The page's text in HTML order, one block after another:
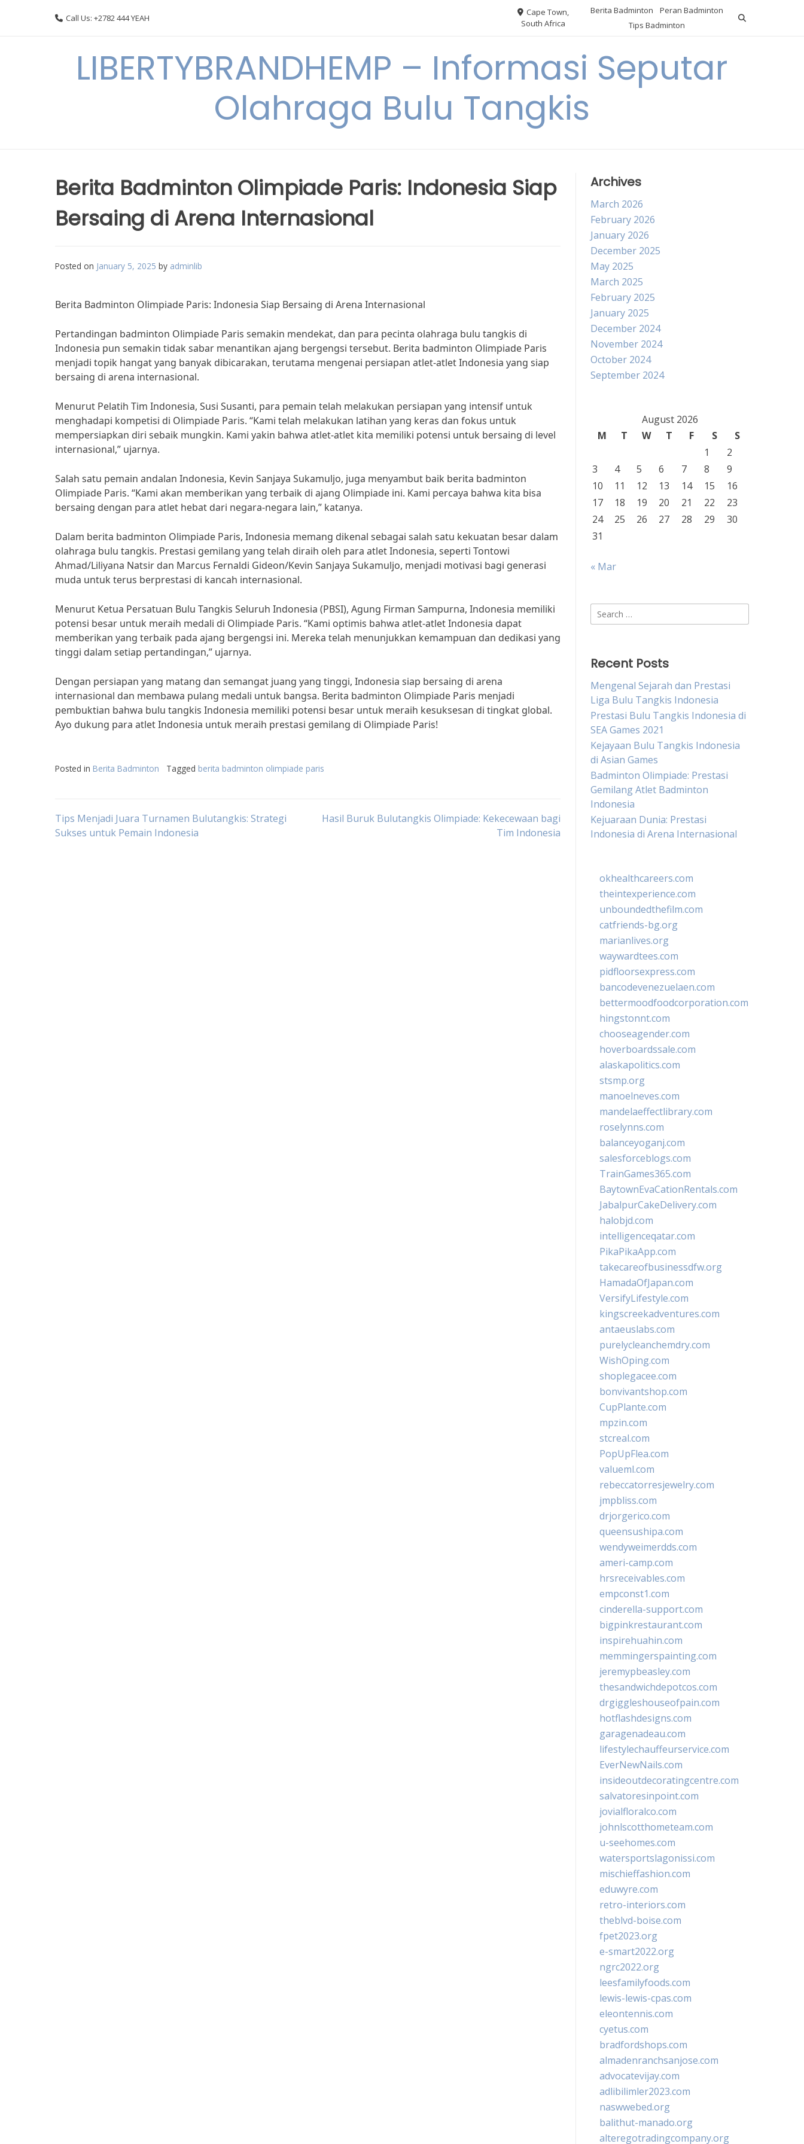
Call Us: +2782 444 YEAH
Cape Town,
South Africa
Berita Badminton
Peran Badminton
Tips Badminton
LIBERTYBRANDHEMP – Informasi Seputar
Olahraga Bulu Tangkis
Berita Badminton Olimpiade Paris: Indonesia Siap
Bersaing di Arena Internasional
Posted on January 5, 2025 by adminlib
Berita Badminton Olimpiade Paris: Indonesia Siap Bersaing di Arena Internasional
Pertandingan badminton Olimpiade Paris semakin mendekat, dan para pecinta olahraga bulu tangkis di
Indonesia pun semakin tidak sabar menantikan ajang bergengsi tersebut. Berita badminton Olimpiade Paris
menjadi topik hangat yang banyak dibicarakan, terutama mengenai persiapan atlet-atlet Indonesia yang siap
bersaing di arena internasional.
Menurut Pelatih Tim Indonesia, Susi Susanti, para pemain telah melakukan persiapan yang intensif untuk
menghadapi kompetisi di Olimpiade Paris. “Kami telah melakukan latihan yang keras dan fokus untuk
mempersiapkan diri sebaik mungkin. Kami yakin bahwa atlet-atlet kita memiliki potensi untuk bersaing di level
internasional,” ujarnya.
Salah satu pemain andalan Indonesia, Kevin Sanjaya Sukamuljo, juga menyambut baik berita badminton
Olimpiade Paris. “Kami akan memberikan yang terbaik di ajang Olimpiade ini. Kami percaya bahwa kita bisa
bersaing dengan para atlet hebat dari negara-negara lain,” katanya.
Dalam berita badminton Olimpiade Paris, Indonesia memang dikenal sebagai salah satu kekuatan besar dalam
olahraga bulu tangkis. Prestasi gemilang yang telah diraih oleh para atlet Indonesia, seperti Tontowi
Ahmad/Liliyana Natsir dan Marcus Fernaldi Gideon/Kevin Sanjaya Sukamuljo, menjadi motivasi bagi generasi
muda untuk terus berprestasi di kancah internasional.
Menurut Ketua Persatuan Bulu Tangkis Seluruh Indonesia (PBSI), Agung Firman Sampurna, Indonesia memiliki
potensi besar untuk meraih medali di Olimpiade Paris. “Kami optimis bahwa atlet-atlet Indonesia dapat
memberikan yang terbaik pada ajang bergengsi ini. Mereka telah menunjukkan kemampuan dan dedikasi yang
tinggi dalam setiap pertandingan,” ujarnya.
Dengan persiapan yang matang dan semangat juang yang tinggi, Indonesia siap bersaing di arena
internasional dan membawa pulang medali untuk bangsa. Berita badminton Olimpiade Paris menjadi
pembuktian bahwa bulu tangkis Indonesia memiliki potensi besar untuk meraih kesuksesan di tingkat global.
Ayo dukung para atlet Indonesia untuk meraih prestasi gemilang di Olimpiade Paris!
Posted in Berita Badminton Tagged berita badminton olimpiade paris
Post
Tips Menjadi Juara Turnamen Bulutangkis: Strategi
Sukses untuk Pemain Indonesia
Hasil Buruk Bulutangkis Olimpiade: Kekecewaan bagi
Tim Indonesia
Archives
March 2026
February 2026
January 2026
December 2025
May 2025
March 2025
February 2025
January 2025
December 2024
November 2024
October 2024
September 2024
August 2026
M
T W T F S
S
1
2
3
4 5 6 7 8
9
10
11 12 13 14 15
16
17
18 19 20 21 22
23
24
25 26 27 28 29
30
31
« Mar
Search
for:
Recent Posts
Mengenal Sejarah dan Prestasi
Liga Bulu Tangkis Indonesia
Prestasi Bulu Tangkis Indonesia di
SEA Games 2021
Kejayaan Bulu Tangkis Indonesia
di Asian Games
Badminton Olimpiade: Prestasi
Gemilang Atlet Badminton
Indonesia
Kejuaraan Dunia: Prestasi
Indonesia di Arena Internasional
okhealthcareers.com
theintexperience.com
unboundedthefilm.com
catfriends-bg.org
marianlives.org
waywardtees.com
pidfloorsexpress.com
bancodevenezuelaen.com
bettermoodfoodcorporation.com
hingstonnt.com
chooseagender.com
hoverboardssale.com
alaskapolitics.com
stsmp.org
manoelneves.com
mandelaeffectlibrary.com
roselynns.com
balanceyoganj.com
salesforceblogs.com
TrainGames365.com
BaytownEvaCationRentals.com
JabalpurCakeDelivery.com
halobjd.com
intelligenceqatar.com
PikaPikaApp.com
takecareofbusinessdfw.org
HamadaOfJapan.com
VersifyLifestyle.com
kingscreekadventures.com
antaeuslabs.com
purelycleanchemdry.com
WishOping.com
shoplegacee.com
bonvivantshop.com
CupPlante.com
mpzin.com
stcreal.com
PopUpFlea.com
valueml.com
rebeccatorresjewelry.com
jmpbliss.com
drjorgerico.com
queensushipa.com
wendyweimerdds.com
ameri-camp.com
hrsreceivables.com
empconst1.com
cinderella-support.com
bigpinkrestaurant.com
inspirehuahin.com
memmingerspainting.com
jeremypbeasley.com
thesandwichdepotcos.com
drgiggleshouseofpain.com
hotflashdesigns.com
garagenadeau.com
lifestylechauffeurservice.com
EverNewNails.com
insideoutdecoratingcentre.com
salvatoresinpoint.com
jovialfloralco.com
johnlscotthometeam.com
u-seehomes.com
watersportslagonissi.com
mischieffashion.com
eduwyre.com
retro-interiors.com
theblvd-boise.com
fpet2023.org
e-smart2022.org
ngrc2022.org
leesfamilyfoods.com
lewis-lewis-cpas.com
eleontennis.com
cyetus.com
bradfordshops.com
almadenranchsanjose.com
advocatevijay.com
adlibilimler2023.com
naswwebed.org
balithut-manado.org
alteregotradingcompany.org